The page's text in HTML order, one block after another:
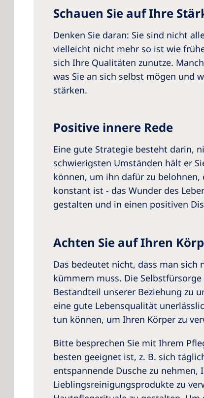
Schauen Sie auf Ihre
Denken Sie daran: Sie sind nicht
vielleicht nicht mehr so ist wie
sich Ihre Qualitäten zunutze.
was Sie an sich selbst mögen und
stärken.
Positive innere Rede
Eine gute Strategie besteht darin,
schwierigsten Umständen hält er
können, um ihn dafür zu
konstant ist - das Wunder des
gestalten und in einen positiven
Achten Sie auf Ihren
Das bedeutet nicht, dass man sich
kümmern muss. Die
Bestandteil unserer Beziehung zu
eine gute Lebensqualität
tun können, um Ihren Körper zu
Bitte besprechen Sie mit Ihrem
besten geeignet ist, z. B. sich
entspannende Dusche zu nehmen,
Lieblingsreinigungsprodukte zu